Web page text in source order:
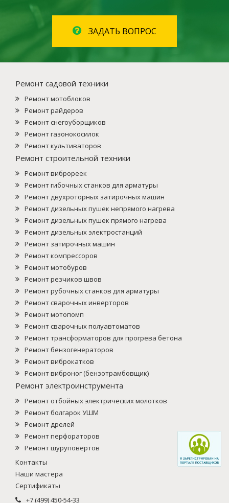
ЗАДАТЬ ВОПРОС
Ремонт садовой техники
Ремонт мотоблоков
Ремонт райдеров
Ремонт снегоуборщиков
Ремонт газонокосилок
Ремонт культиваторов
Ремонт строительной техники
Ремонт виброреек
Ремонт гибочных станков для арматуры
Ремонт двухроторных затирочных машин
Ремонт дизельных пушек непрямого нагрева
Ремонт дизельных пушек прямого нагрева
Ремонт дизельных электростанций
Ремонт затирочных машин
Ремонт компрессоров
Ремонт мотобуров
Ремонт резчиков швов
Ремонт рубочных станков для арматуры
Ремонт сварочных инверторов
Ремонт мотопомп
Ремонт сварочных полуавтоматов
Ремонт трансформаторов для прогрева бетона
Ремонт бензогенераторов
Ремонт виброкатков
Ремонт виброног (бензотрамбовщик)
Ремонт электроинструмента
Ремонт отбойных электрических молотков
Ремонт болгарок УШМ
Ремонт дрелей
Ремонт перфораторов
Ремонт шуруповертов
Контакты
Наши мастера
Сертификаты
+7 (499) 450-54-33